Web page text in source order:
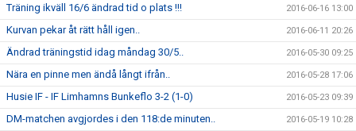
Träning ikväll 16/6 ändrad tid o plats !!! 2016-06-16 13:00
Kurvan pekar åt rätt håll igen.. 2016-06-11 20:26
Ändrad träningstid idag måndag 30/5.. 2016-05-30 09:25
Nära en pinne men ändå långt ifrån.. 2016-05-28 17:06
Husie IF - IF Limhamns Bunkeflo 3-2 (1-0) 2016-05-23 09:39
DM-matchen avgjordes i den 118:de minuten.. 2016-05-19 10:28